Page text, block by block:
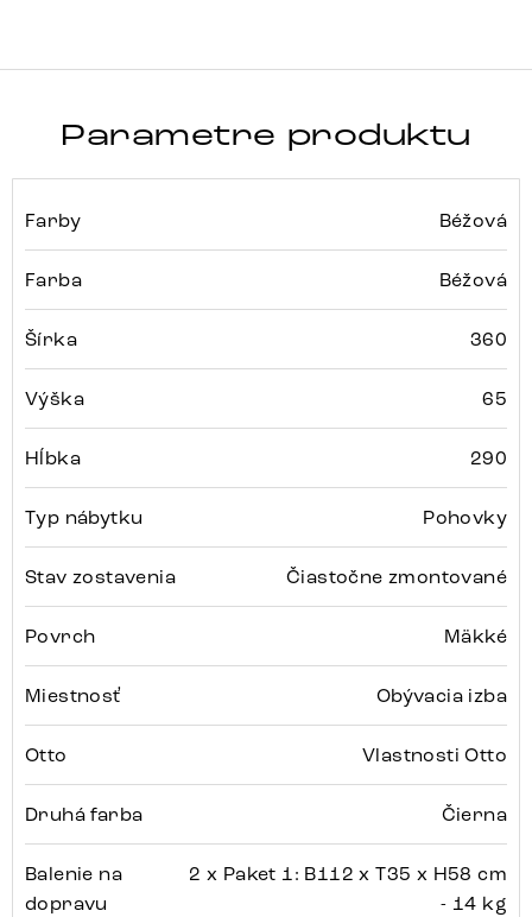
Parametre produktu
Farby Béžová
Farba Béžová
Šírka 360
Výška 65
Hĺbka 290
Typ nábytku Pohovky
Stav zostavenia Čiastočne zmontované
Povrch Mäkké
Miestnosť Obývacia izba
Otto Vlastnosti Otto
Druhá farba Čierna
Balenie na
dopravu
2 x Paket 1: B112 x T35 x H58 cm
- 14 kg